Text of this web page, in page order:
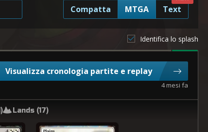
Compatta MTGA Text
Identifica lo splash
Visualizza cronologia partite e replay
4 mesi fa
) Lands (17)